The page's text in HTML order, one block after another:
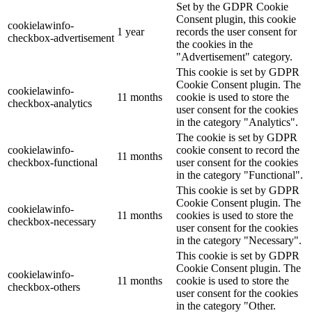
cookielawinfo-
checkbox-advertisement
1 year
Set by the GDPR Cookie
Consent plugin, this cookie
records the user consent for
the cookies in the
"Advertisement" category.
cookielawinfo-
checkbox-analytics
11 months
This cookie is set by GDPR
Cookie Consent plugin. The
cookie is used to store the
user consent for the cookies
in the category "Analytics".
cookielawinfo-
checkbox-functional
11 months
The cookie is set by GDPR
cookie consent to record the
user consent for the cookies
in the category "Functional".
cookielawinfo-
checkbox-necessary
11 months
This cookie is set by GDPR
Cookie Consent plugin. The
cookies is used to store the
user consent for the cookies
in the category "Necessary".
cookielawinfo-
checkbox-others
11 months
This cookie is set by GDPR
Cookie Consent plugin. The
cookie is used to store the
user consent for the cookies
in the category "Other.